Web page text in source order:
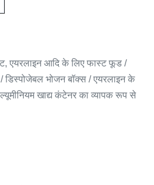
एयरलाइन आदि के लिए फास्ट फूड /
भोजन बॉक्स / एयरलाइन के
खाद्य कंटेनर का व्यापक रूप से